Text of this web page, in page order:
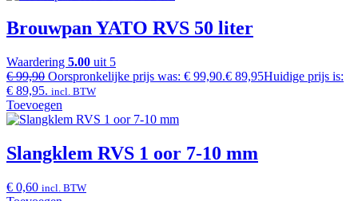
Brouwpan YATO RVS 50 liter
Waardering 5.00 uit 5
€99,90 Oorspronkelijke prijs was: € 99,90.€ 89,95Huidige prijs is:
€ 89,95. incl. BTW
Toevoegen
Slangklem RVS 1 oor 7-10 mm
€ 0,60 incl. BTW